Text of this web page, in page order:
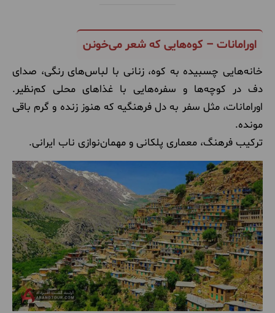
اورامانات – کوه‌هایی که شعر می‌خونن
خانه‌هایی چسبیده به کوه، زنانی با لباس‌های رنگی، صدای
دف در کوچه‌ها و سفره‌هایی با غذاهای محلی کم‌نظیر.
اورامانات، مثل سفر به دل فرهنگیه که هنوز زنده و گرم باقی
مونده.
ترکیب فرهنگ، معماری پلکانی و مهمان‌نوازی ناب ایرانی.